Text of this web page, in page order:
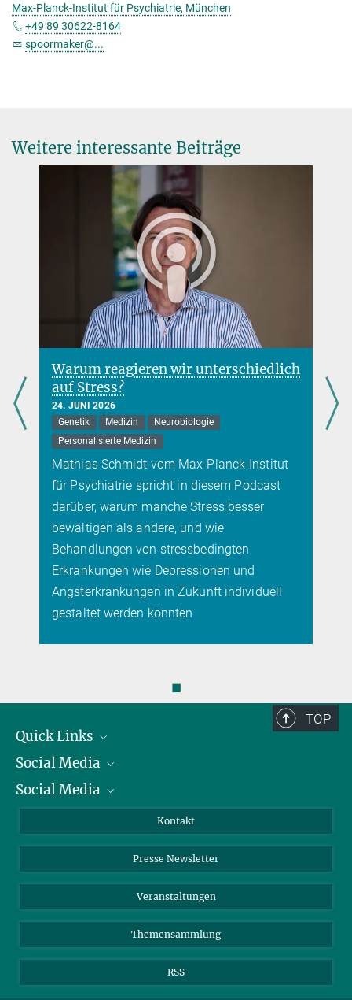
Max-Planck-Institut für Psychiatrie, München
+49 89 30622-8164
spoormaker@...
Weitere interessante Beiträge
Erin Schuman erhält den Kavli-Preis
2026
10. JUNI 2026
Gehirn
Neurobiologie Preise
Die Direktorin am Max-Planck-Institut für
Hirnforschung erhält zusammen mit drei
weiteren Wissenschaftlerinnen und
Wissenschaftlern den Forschungspreis im
Bereich der Neurowissenschaften
◼
TOP
Quick Links
Präsident
Zahlen und Fakten
Social Media
Bluesky
TikTok
Social Media
Instagram
YouTube
Kontakt
Presse Newsletter
Veranstaltungen
Themensammlung
RSS